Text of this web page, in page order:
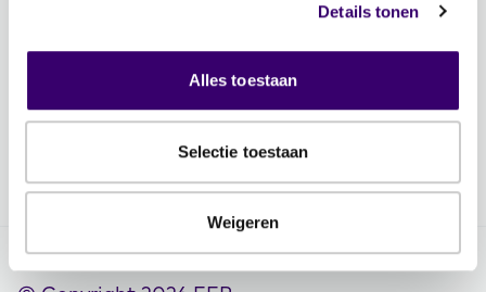
Details tonen
Alles toestaan
Selectie toestaan
Weigeren